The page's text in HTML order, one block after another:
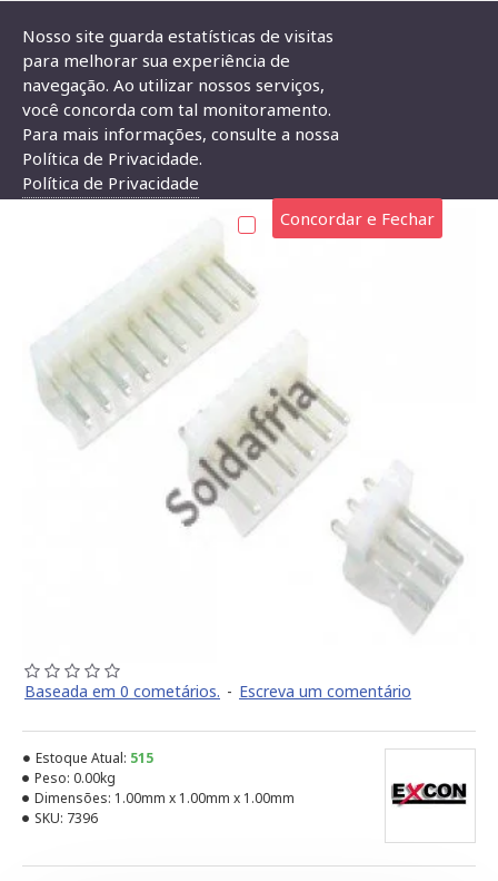
Conector KKzão 9 Vias Macho Passo 3,96mm
CONECTOR KKZÃO 9 VIAS MACHO PASSO 3,96MM
Baseada em 0 cometários. - Escreva um comentário
Estoque Atual: 515
Peso: 0.00kg
Dimensões: 1.00mm x 1.00mm x 1.00mm
SKU: 7396
Nosso site guarda estatísticas de visitas
para melhorar sua experiência de
navegação. Ao utilizar nossos serviços,
você concorda com tal monitoramento.
Para mais informações, consulte a nossa
Política de Privacidade.
Política de Privacidade
Concordar e Fechar